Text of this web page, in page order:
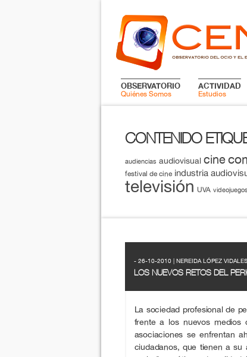
OBSERVATORIO
Quiénes Somos
ACTIVIDAD
Estudios
CONTENIDO
audiencias audiovisual cine
festival de cine industria
televisión UVA videojuegos
- 26-10-2010 | NEREIDA LÓPEZ VIDALES
LOS NUEVOS RETOS DEL
La sociedad profesional de
frente a los nuevos medios
asociaciones se enfrentan
ciudadanos, que tienen a